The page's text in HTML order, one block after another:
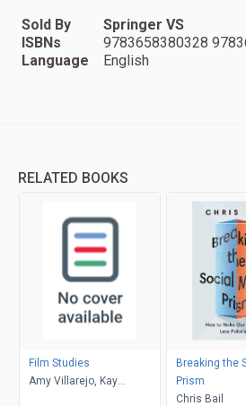
Sold By
Springer VS
ISBNs
9783658380328
Language
English
RELATED BOOKS
Film Studies
Amy Villarejo, Kay
Breaking the
Prism
Chris Bail